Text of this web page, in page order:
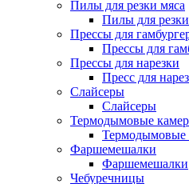
Пилы для резки мяса
Пилы для
Прессы для
Прессы для
Прессы для нарезки
Пресс для
Слайсеры
Слайсеры
Термодымовые
Термодымовые
Фаршемешалки
Фаршемешалки
Чебуречницы